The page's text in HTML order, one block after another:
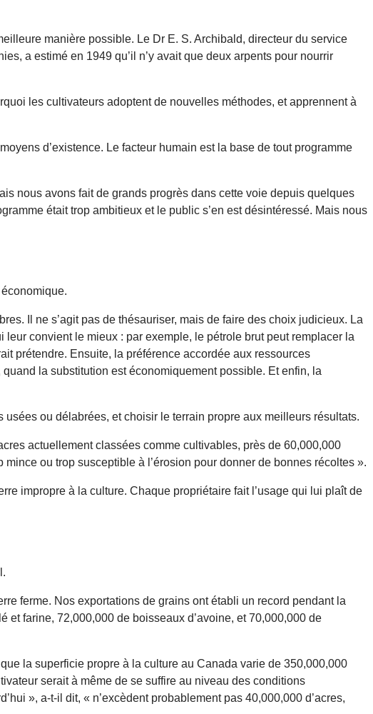
manière possible. Le Dr E. S. Archibald, directeur du service
a estimé en 1949 qu’il n’y avait que deux arpents pour nourrir
les cultivateurs adoptent de nouvelles méthodes, et apprennent à
d’existence. Le facteur humain est la base de tout programme
nous avons fait de grands progrès dans cette voie depuis quelques
était trop ambitieux et le public s’en est désintéressé. Mais nous
Il ne s’agit pas de thésauriser, mais de faire des choix judicieux. La
convient le mieux : par exemple, le pétrole brut peut remplacer la
prétendre. Ensuite, la préférence accordée aux ressources
la substitution est économiquement possible. Et enfin, la
ou délabrées, et choisir le terrain propre aux meilleurs résultats.
actuellement classées comme cultivables, près de 60,000,000
ou trop susceptible à l’érosion pour donner de bonnes récoltes ».
impropre à la culture. Chaque propriétaire fait l’usage qui lui plaît de
ferme. Nos exportations de grains ont établi un record pendant la
farine, 72,000,000 de boisseaux d’avoine, et 70,000,000 de
la superficie propre à la culture au Canada varie de 350,000,000
serait à même de se suffire au niveau des conditions
», a-t-il dit, « n’excèdent probablement pas 40,000,000 d’acres,